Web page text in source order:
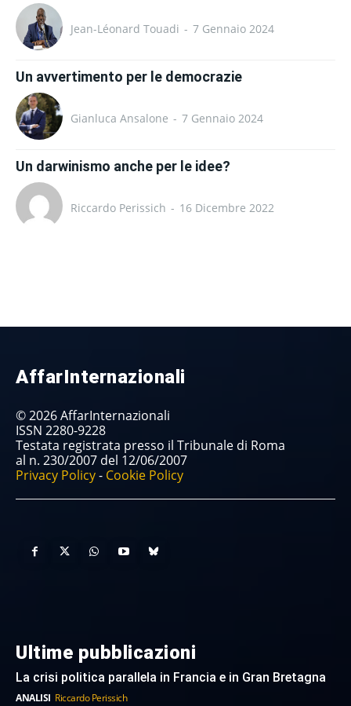
Jean-Léonard Touadi - 7 Gennaio 2024
Un avvertimento per le democrazie
Gianluca Ansalone - 7 Gennaio 2024
Un darwinismo anche per le idee?
Riccardo Perissich - 16 Dicembre 2022
AffarInternazionali
© 2026 AffarInternazionali
ISSN 2280-9228
Testata registrata presso il Tribunale di Roma
al n. 230/2007 del 12/06/2007
Privacy Policy- Cookie Policy
Ultime pubblicazioni
La crisi politica parallela in Francia e in Gran Bretagna
ANALISI Riccardo Perissich